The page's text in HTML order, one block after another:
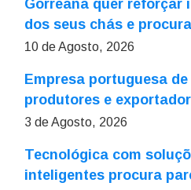
Gorreana quer reforçar
dos seus chás e
10 de Agosto, 2026
Empresa portuguesa
produtores e
3 de Agosto, 2026
Tecnológica com
inteligentes procura